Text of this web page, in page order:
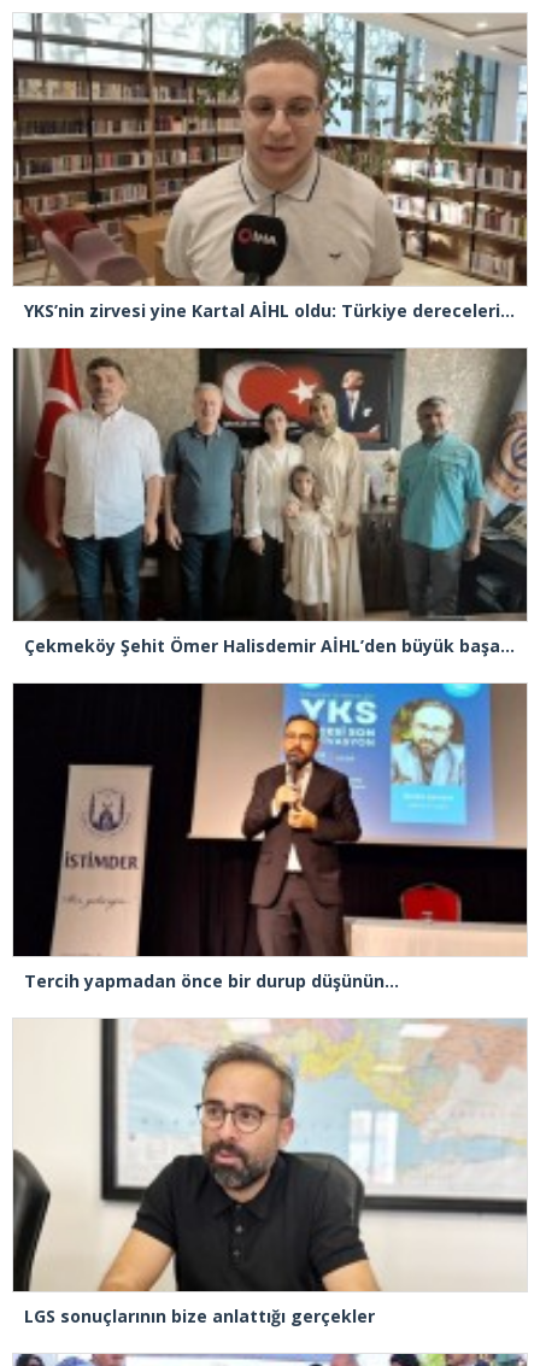
YKS’nin zirvesi yine Kartal AİHL oldu: Türkiye dereceleri peş peşe geldi, başarının sırrını anlattılar
Çekmeköy Şehit Ömer Halisdemir AİHL’den büyük başarı! LGS’de yüzde 0,13’lik dilim
Tercih yapmadan önce bir durup düşünün…
LGS sonuçlarının bize anlattığı gerçekler